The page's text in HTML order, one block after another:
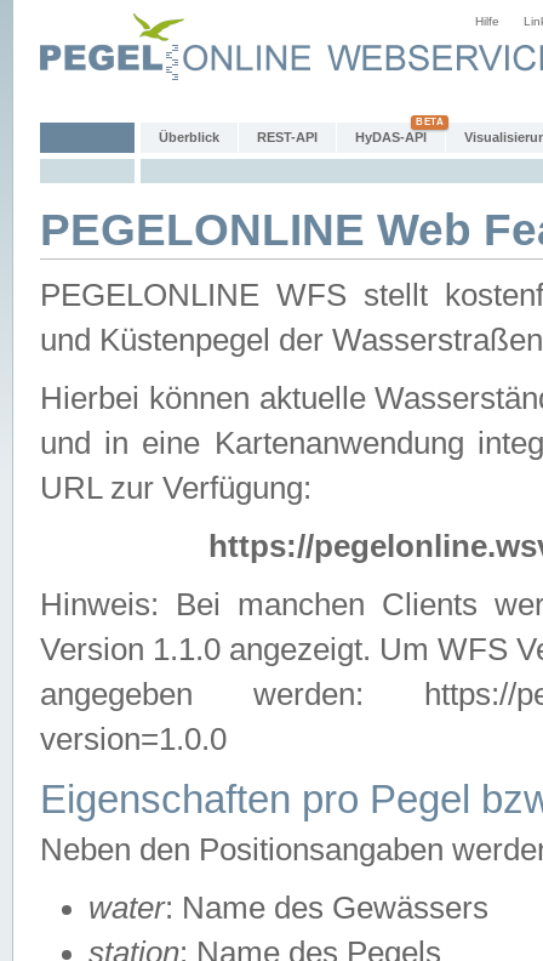
Hilfe
Überblick REST-API HyDAS-API
PEGELONLINE Web
PEGELONLINE WFS stellt
und Küstenpegel der
Hierbei können aktuelle
und in eine Kartenanwendung
URL zur Verfügung:
https://
Hinweis: Bei manchen Clients
Version 1.1.0 angezeigt. Um WFS
angegeben werden: https://
version=1.0.0
Eigenschaften pro Pegel
Neben den Positionsangaben
water: Name des Gewässers
station: Name des Pegels